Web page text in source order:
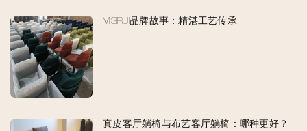
MISIRUI品牌故事：精湛工艺传承
真皮客厅躺椅与布艺客厅躺椅：哪种更好？